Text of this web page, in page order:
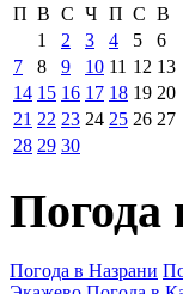
П В С Ч П С В
1
2 3 4 5
6
7
8 9 10 11 12 13
14 15 16 17 18 19 20
21 22 23 24 25 26 27
28 29 30
Погода
Погода в Назрани